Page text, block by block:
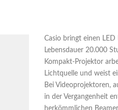
Casio bringt einen
Lebensdauer 20.000
Kompakt-Projektor
Lichtquelle und weist
Bei Videoprojektoren,
in der Vergangenheit
herkömmlichen